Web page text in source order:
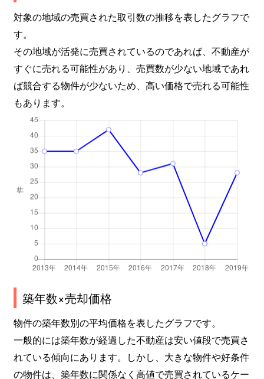
対象の地域の売買された取引数の推移を表したグラフで
す。
その地域が活発に売買されているのであれば、不動産が
すぐに売れる可能性があり、売買数が少ない地域であれ
ば競合する物件が少ないため、高い価格で売れる可能性
もあります。
築年数×売却価格
物件の築年数別の平均価格を表したグラフです。
一般的には築年数が経過した不動産は安い値段で売買さ
れている傾向にあります。しかし、大きな物件や好条件
の物件は、築年数に関係なく高値で売買されているケー